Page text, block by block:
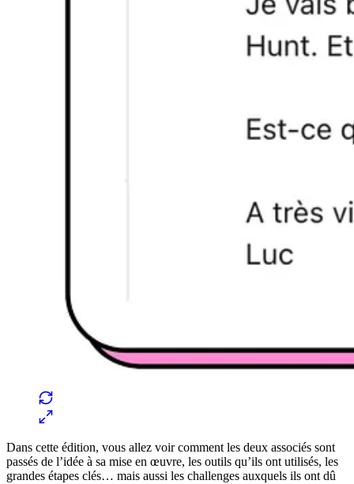
Dans cette édition, vous allez voir comment les deux associés sont
passés de l’idée à sa mise en œuvre, les outils qu’ils ont utilisés, les
grandes étapes clés… mais aussi les challenges auxquels ils ont dû